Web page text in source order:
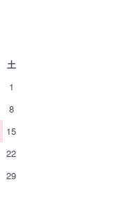
土
1
8
15
22
29